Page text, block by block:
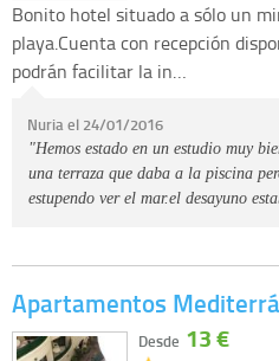
Bonito hotel situado a sólo un
playa.Cuenta con recepción
podrán facilitar la in…
Nuria el 24/01/2016
"Hemos estado en un estudio muy
una terraza que daba a la piscina
estupendo ver el mar.el desayuno
Apartamentos
Desde 13 €